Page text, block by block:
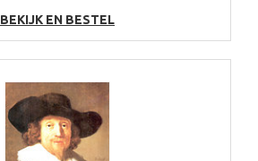
BEKIJK EN BESTEL